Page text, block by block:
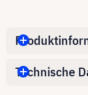
Technische